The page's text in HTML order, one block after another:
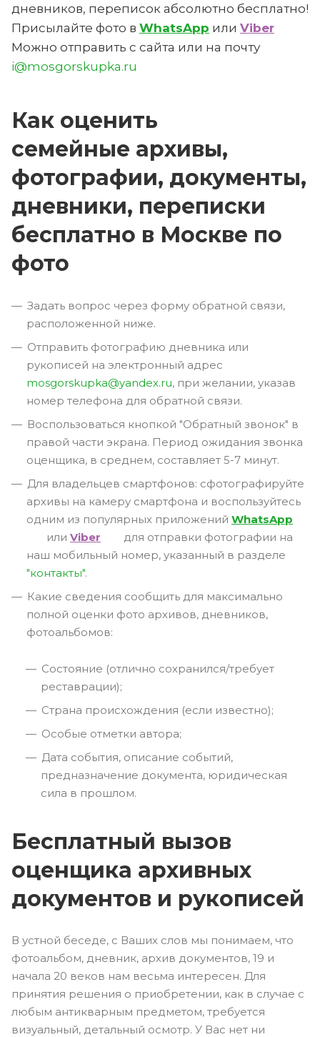
дневников, переписок абсолютно бесплатно!
Присылайте фото в WhatsApp или Viber
Можно отправить с сайта или на почту
i@mosgorskupka.ru
Как оценить
семейные архивы,
фотографии, документы,
дневники, переписки
бесплатно в Москве по
фото
Задать вопрос через форму обратной связи,
расположенной ниже.
Отправить фотографию дневника или
рукописей на электронный адрес
mosgorskupka@yandex.ru, при желании, указав
номер телефона для обратной связи.
Воспользоваться кнопкой "Обратный звонок" в
правой части экрана. Период ожидания звонка
оценщика, в среднем, составляет 5-7 минут.
Для владельцев смартфонов: сфотографируйте
архивы на камеру смартфона и воспользуйтесь
одним из популярных приложений WhatsApp
или Viber
для отправки фотографии на
наш мобильный номер, указанный в разделе
"контакты".
Какие сведения сообщить для максимально
полной оценки фото архивов, дневников,
фотоальбомов:
Состояние (отлично сохранился/требует
реставрации);
Страна происхождения (если известно);
Особые отметки автора;
Дата события, описание событий,
предназначение документа, юридическая
сила в прошлом.
Бесплатный вызов
оценщика архивных
документов и рукописей
В устной беседе, с Ваших слов мы понимаем, что
фотоальбом, дневник, архив документов, 19 и
начала 20 веков нам весьма интересен. Для
принятия решения о приобретении, как в случае с
любым антикварным предметом, требуется
визуальный, детальный осмотр. У Вас нет ни